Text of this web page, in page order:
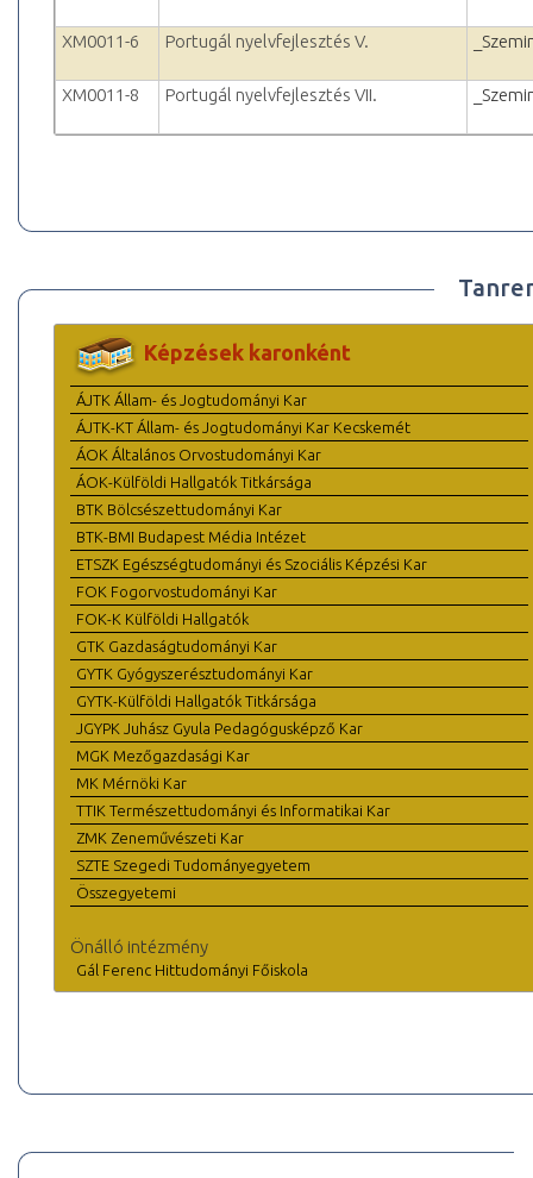
XM0011-6 Portugál nyelvfejlesztés V.
XM0011-8 Portugál nyelvfejlesztés VII.
Képzések karonként
ÁJTK Állam- és Jogtudományi Kar
ÁJTK-KT Állam- és Jogtudományi Kar Kecskemét
ÁOK Általános Orvostudományi Kar
ÁOK-Külföldi Hallgatók Titkársága
BTK Bölcsészettudományi Kar
BTK-BMI Budapest Média Intézet
ETSZK Egészségtudományi és Szociális Képzési Kar
FOK Fogorvostudományi Kar
FOK-K Külföldi Hallgatók
GTK Gazdaságtudományi Kar
GYTK Gyógyszerésztudományi Kar
GYTK-Külföldi Hallgatók Titkársága
JGYPK Juhász Gyula Pedagógusképző Kar
MGK Mezőgazdasági Kar
MK Mérnöki Kar
TTIK Természettudományi és Informatikai Kar
ZMK Zeneművészeti Kar
SZTE Szegedi Tudományegyetem
Összegyetemi
Önálló intézmény
Gál Ferenc Hittudományi Főiskola